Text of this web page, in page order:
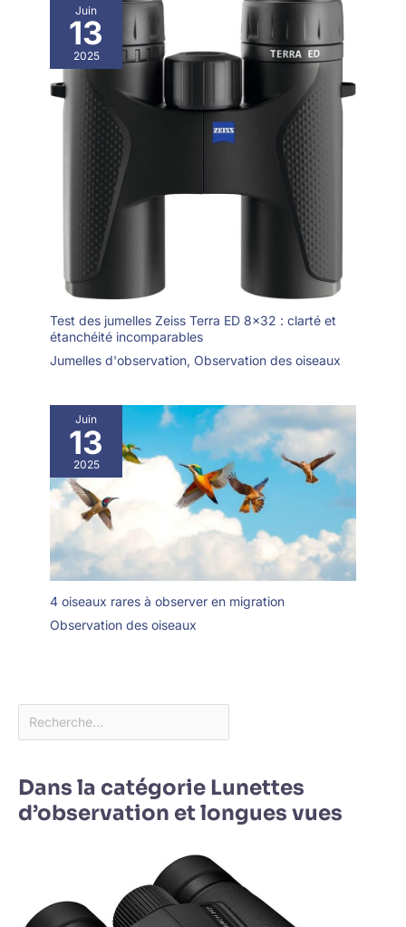
Juin
13
2025
Test des jumelles Zeiss Terra ED 8×32 : clarté et
étanchéité incomparables
Jumelles d'observation, Observation des oiseaux
Juin
13
2025
4 oiseaux rares à observer en migration
Observation des oiseaux
Dans la catégorie Lunettes
d’observation et longues vues